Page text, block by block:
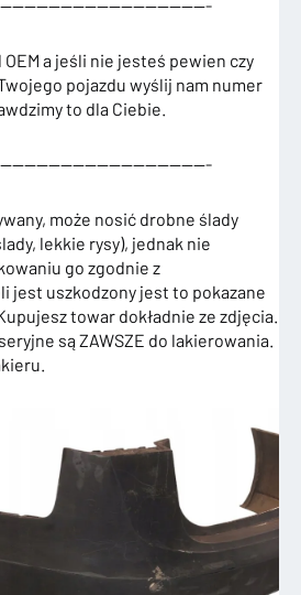
a jeśli nie jesteś pewien czy
pojazdu wyślij nam numer
to dla Ciebie.
może nosić drobne ślady
lekkie rysy), jednak nie
go zgodnie z
jest uszkodzony jest to pokazane
towar dokładnie ze zdjęcia.
są ZAWSZE do lakierowania.